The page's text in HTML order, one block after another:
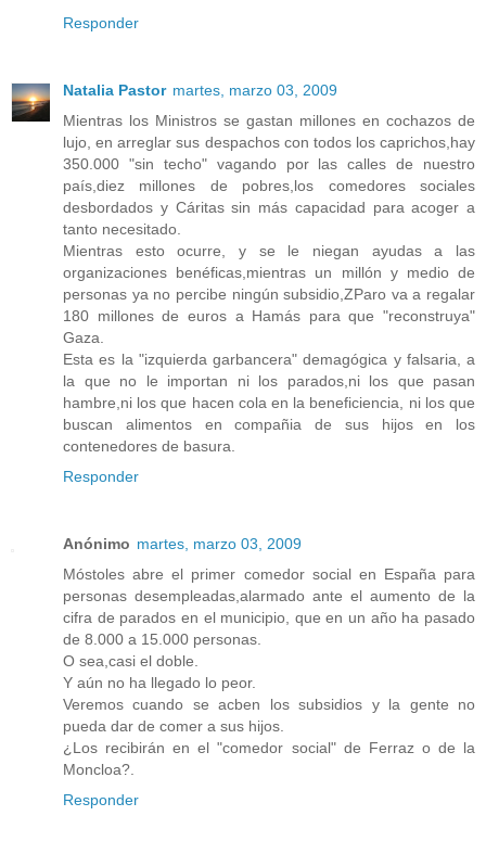
Responder
Natalia Pastor martes, marzo 03, 2009
Mientras los Ministros se gastan millones en cochazos de
lujo, en arreglar sus despachos con todos los caprichos,hay
350.000 "sin techo" vagando por las calles de nuestro
país,diez millones de pobres,los comedores sociales
desbordados y Cáritas sin más capacidad para acoger a
tanto necesitado.
Mientras esto ocurre, y se le niegan ayudas a las
organizaciones benéficas,mientras un millón y medio de
personas ya no percibe ningún subsidio,ZParo va a regalar
180 millones de euros a Hamás para que "reconstruya"
Gaza.
Esta es la "izquierda garbancera" demagógica y falsaria, a
la que no le importan ni los parados,ni los que pasan
hambre,ni los que hacen cola en la beneficiencia, ni los que
buscan alimentos en compañia de sus hijos en los
contenedores de basura.
Responder
Anónimo martes, marzo 03, 2009
Móstoles abre el primer comedor social en España para
personas desempleadas,alarmado ante el aumento de la
cifra de parados en el municipio, que en un año ha pasado
de 8.000 a 15.000 personas.
O sea,casi el doble.
Y aún no ha llegado lo peor.
Veremos cuando se acben los subsidios y la gente no
pueda dar de comer a sus hijos.
¿Los recibirán en el "comedor social" de Ferraz o de la
Moncloa?.
Responder